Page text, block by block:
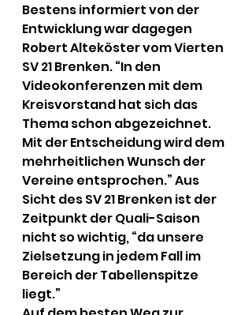
Bestens informiert von der
Entwicklung war dagegen
Robert Alteköster vom Vierten
SV 21 Brenken. “In den
Videokonferenzen mit dem
Kreisvorstand hat sich das
Thema schon abgezeichnet.
Mit der Entscheidung wird dem
mehrheitlichen Wunsch der
Vereine entsprochen.” Aus
Sicht des SV 21 Brenken ist der
Zeitpunkt der Quali-Saison
nicht so wichtig, “da unsere
Zielsetzung in jedem Fall im
Bereich der Tabellenspitze
liegt.”